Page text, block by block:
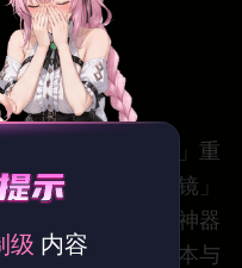
仑镜返场
级神器「昆仑镜」重
尖神器，「昆仑镜」
，更能解锁专属神器
松攻克高难度副本与
级 内容